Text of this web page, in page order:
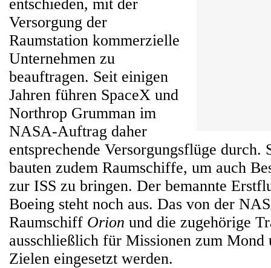
entschieden, mit der
Versorgung der
Raumstation kommerzielle
Unternehmen zu
beauftragen. Seit einigen
Jahren führen SpaceX und
Northrop Grumman im
NASA-Auftrag daher
entsprechende Versorgungsflüge durch.
bauten zudem Raumschiffe, um auch
zur ISS zu bringen. Der bemannte
Boeing steht noch aus. Das von der
Raumschiff Orion und die zugehörige
ausschließlich für Missionen zum Mond
Zielen eingesetzt werden.